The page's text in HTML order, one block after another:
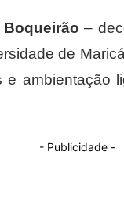
–
de
e ambientação
- Publicidade -